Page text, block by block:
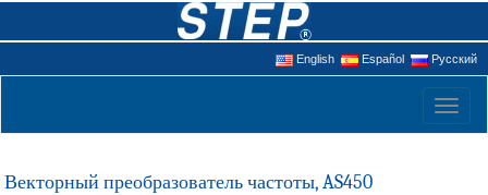
English Español Русский
Векторный преобразователь частоты, AS450